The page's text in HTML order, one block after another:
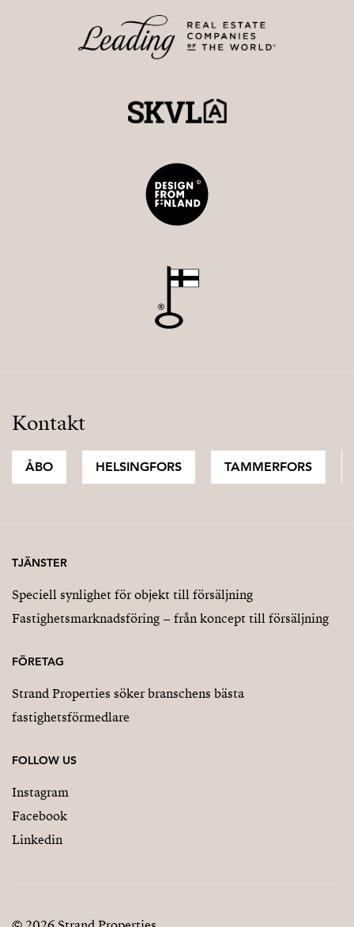
Kontakt
ÅBO HELSINGFORS TAMMERFORS
TJÄNSTER
Speciell synlighet för objekt till försäljning
Fastighetsmarknadsföring – från koncept till försäljning
FÖRETAG
Strand Properties söker branschens bästa
fastighetsförmedlare
FOLLOW US
Instagram
Facebook
Linkedin